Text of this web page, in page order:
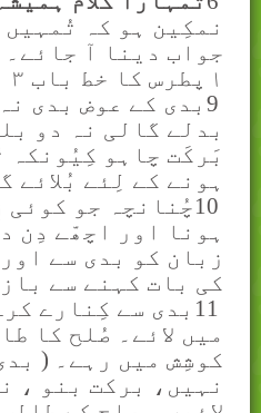
نمکِین ہو کہ
جواب دینا آ جائے۔
۱ پطرس کا خط باب ۳
9 بدی کے عوض بدی
بدلے گالی نہ دو
بَرکَت چاہو کِیُونکہ
ہونے کے لِئے بُلائے
10چُنانچہ جو کوئی
ہونا اور اچھّے دِن
زبان کو بدی سے
کی بات کہنے سے
11 بدی سے کِنارے
میں لائے۔ صُلح کا
کوشِش میں رہے۔ (
نہيں، برکت بنو ،